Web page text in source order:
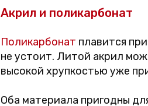
Акрил и поликарбонат
Поликарбонат плавится
не устоит. Литой акрил
высокой хрупкостью уже
Оба материала пригодны